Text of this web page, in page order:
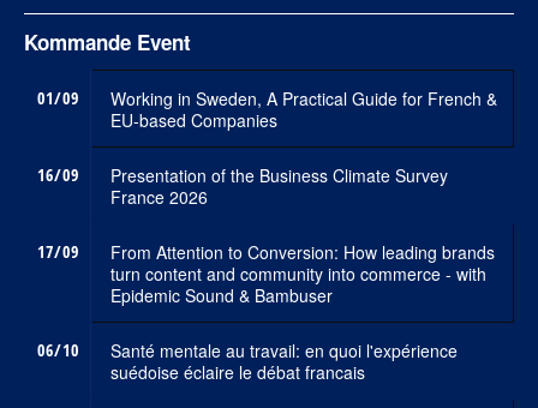
Kommande Event
01/09
Working in Sweden, A Practical Guide for French &
EU-based Companies
16/09
Presentation of the Business Climate Survey
France 2026
17/09
From Attention to Conversion: How leading brands
turn content and community into commerce - with
Epidemic Sound & Bambuser
06/10
Santé mentale au travail: en quoi l'expérience
suédoise éclaire le débat francais